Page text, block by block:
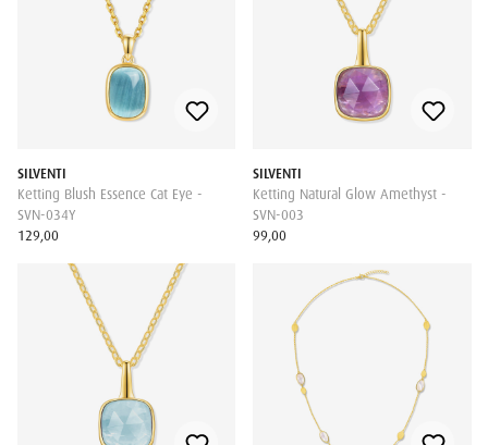
SILVENTI
Ketting Blush Essence Cat Eye -
SVN-034Y
129,00
SILVENTI
Ketting Natural Glow Amethyst -
SVN-003
99,00